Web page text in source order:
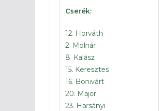
Cserék:
12. Horváth
2. Molnár
8. Kalász
15. Keresztes
16. Bonivárt
20. Major
23. Harsányi